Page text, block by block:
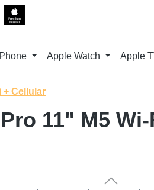
Apple Watch Apple
+ Cellular
11" M5